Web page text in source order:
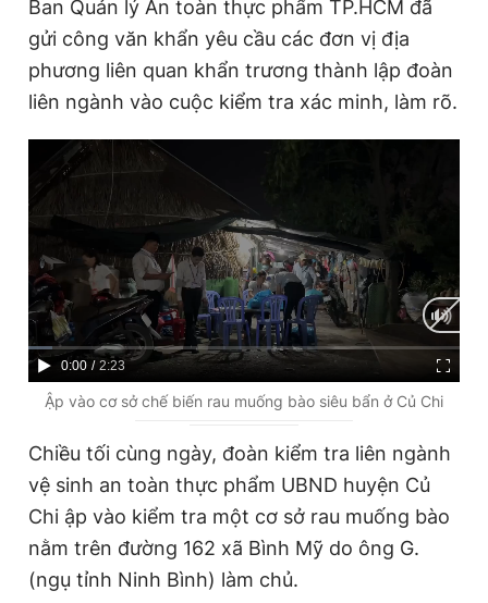
Tổng biên tập: Nguyễn Ngọc Toàn
Phó tổng biên tập thường trực: Hải Thành
Phó tổng biên tập: Lâm Hiếu Dũng
Phó tổng biên tập: Trần Việt Hưng
Tổng thư ký tòa soạn: Đức Trung
© 2003-2026 Bản quyền thuộc về Báo Thanh Niên. Cấm sao
chép dưới mọi hình thức nếu không có sự chấp thuận bằng văn
bản. Phát triển bởi ePi Technologies, JSC.
Ban Quản lý An toàn thực phẩm TP.HCM đã
gửi công văn khẩn yêu cầu các đơn vị địa
phương liên quan khẩn trương thành lập đoàn
liên ngành vào cuộc kiểm tra xác minh, làm rõ.
C
u
r
e
n
T
0:00 / D
u
a
t
2:23
Ập vào cơ sở chế biến rau muống bào siêu bẩn ở Củ Chi
Chiều tối cùng ngày, đoàn kiểm tra liên ngành
vệ sinh an toàn thực phẩm UBND huyện Củ
Chi ập vào kiểm tra một cơ sở rau muống bào
nằm trên đường 162 xã Bình Mỹ do ông G.
(ngụ tỉnh Ninh Bình) làm chủ.